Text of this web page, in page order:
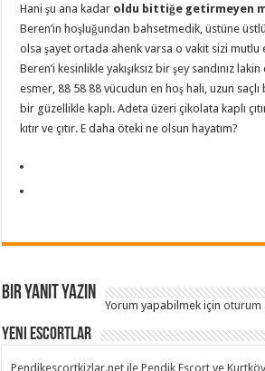
Hani şu ana kadar oldu bittiğe getirmeyen
Beren’in hoşluğundan bahsetmedik, üstüne
olsa şayet ortada ahenk varsa o vakit sizi
Beren’i kesinlikle yakışıksız bir şey sandınız
esmer, 88 58 88 vücudun en hoş hali, uzun saçlı
bir güzellikle kaplı. Adeta üzeri çikolata kaplı
kıtır ve çıtır. E daha öteki ne olsun hayatım?
Bir yanıt yazın
Yorum yapabilmek içinoturum
Yeni Escortlar
Pendikescortkizlar.net ile Pendik Escort ve